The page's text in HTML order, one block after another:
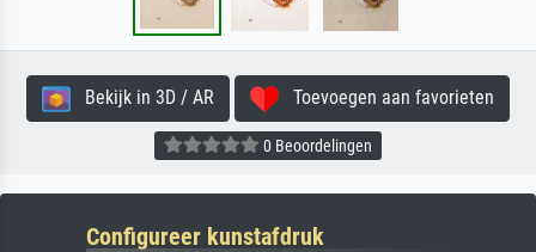
Bekijk in 3D / AR Toevoegen aan favorieten
0 Beoordelingen
Configureer kunstafdruk